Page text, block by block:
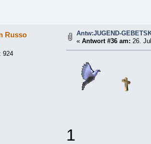
Russo
924
Antw:JUGEND-
«Antwort #36 am: 26.
1